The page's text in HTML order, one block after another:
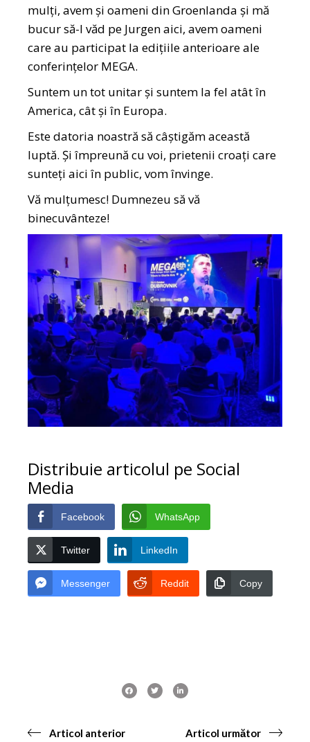
mulți, avem și oameni din Groenlanda și mă
bucur să-l văd pe Jurgen aici, avem oameni
care au participat la edițiile anterioare ale
conferințelor MEGA.
Suntem un tot unitar și suntem la fel atât în
America, cât și în Europa.
Este datoria noastră să câștigăm această
luptă. Și împreună cu voi, prietenii croați care
sunteți aici în public, vom învinge.
Vă mulțumesc! Dumnezeu să vă
binecuvânteze!
Distribuie articolul pe Social
Media
Facebook WhatsApp
Twitter LinkedIn
Messenger Reddit Copy
Articol anterior Articol următor